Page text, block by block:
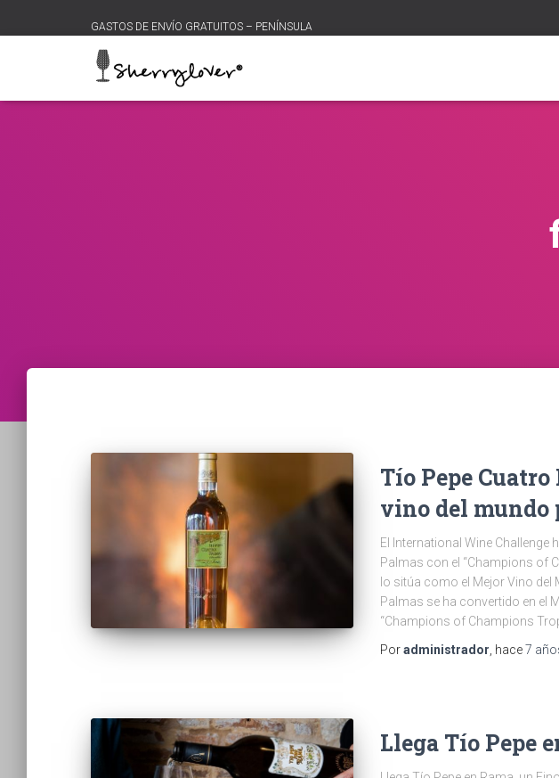
GASTOS DE ENVÍO GRATUITOS – PENÍNSULA
Tío Pepe
vino del mundo
El International Wine Challenge
Palmas con el “Champions of
lo sitúa como el Mejor Vino del
Palmas se ha convertido en el
“Champions of Champions
Poradministrador , hace7
Llega Tío Pepe